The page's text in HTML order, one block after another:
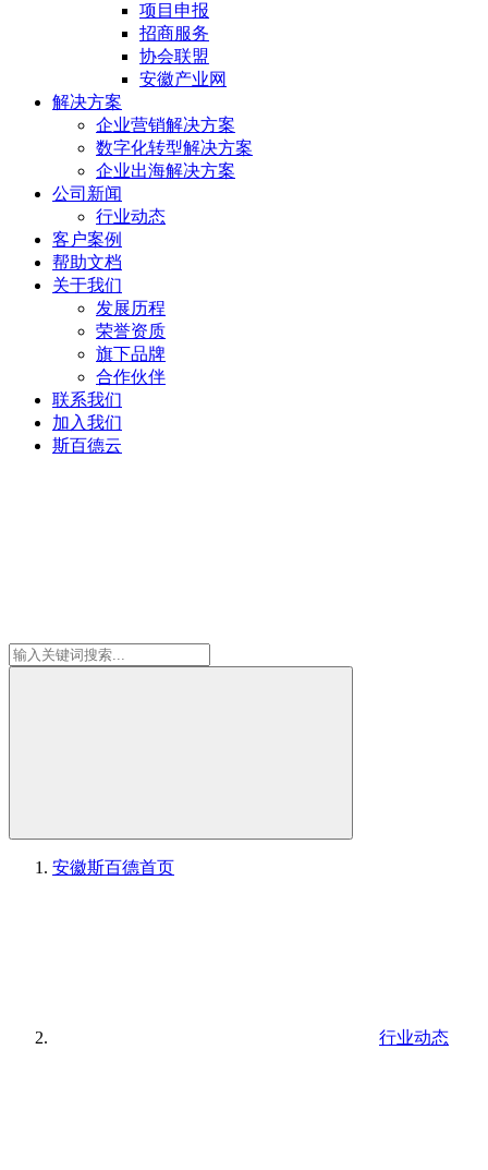
项目申报
招商服务
协会联盟
安徽产业网
解决方案
企业营销解决方案
数字化转型解决方案
企业出海解决方案
公司新闻
行业动态
客户案例
帮助文档
关于我们
发展历程
荣誉资质
旗下品牌
合作伙伴
联系我们
加入我们
斯百德云
安徽斯百德首页
行业动态